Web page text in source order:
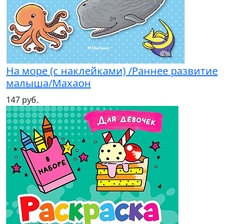
На море (с наклейками) /Раннее развитие
малыша/Махаон
147 руб.